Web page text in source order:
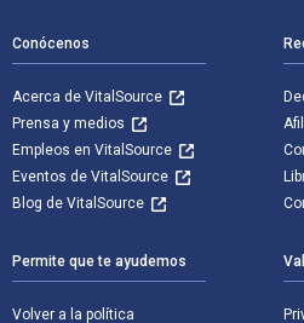
Conócenos
Acerca de VitalSource
Prensa y medios
Empleos en VitalSource
Eventos de VitalSource
Blog de VitalSource
Permite que te ayudemos
Volver a la política